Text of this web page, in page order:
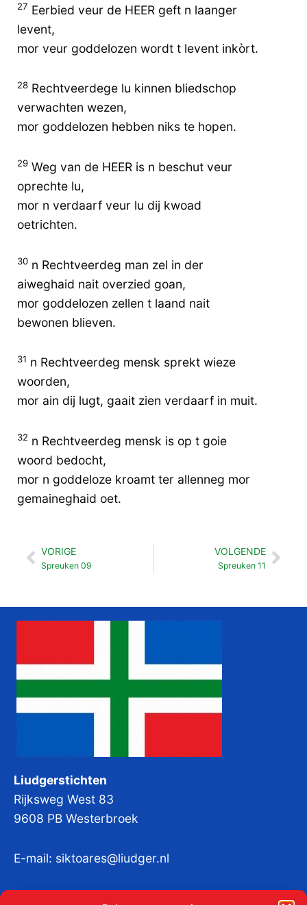
27 Eerbied veur de HEER geft n laanger
levent,
mor veur goddelozen wordt t levent inkòrt.
28 Rechtveerdege lu kinnen bliedschop
verwachten wezen,
mor goddelozen hebben niks te hopen.
29 Weg van de HEER is n beschut veur
oprechte lu,
mor n verdaarf veur lu dij kwoad
oetrichten.
30 n Rechtveerdeg man zel in der
aiweghaid nait overzied goan,
mor goddelozen zellen t laand nait
bewonen blieven.
31 n Rechtveerdeg mensk sprekt wieze
woorden,
mor ain dij lugt, gaait zien verdaarf in muit.
32 n Rechtveerdeg mensk is op t goie
woord bedocht,
mor n goddeloze kroamt ter allenneg mor
gemaineghaid oet.
Vorige
VORIGE
Spreuken 09
VOLGENDE
Spreuken 11
Liudgerstichten
Rijksweg West 83
9608 PB Westerbroek
E-mail: siktoares@liudger.nl